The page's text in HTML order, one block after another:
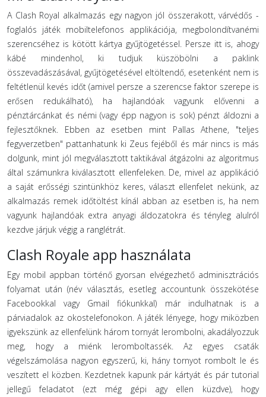
A Clash Royal alkalmazás egy nagyon jól összerakott, várvédős -
foglalós játék mobiltelefonos applikációja, megbolondítvanémi
szerencséhez is kötött kártya gyűjtögetéssel. Persze itt is, ahogy
kábé mindenhol, ki tudjuk küszöbölni a paklink
összevadászásával, gyűjtögetésével eltöltendő, esetenként nem is
feltétlenül kevés időt (amivel persze a szerencse faktor szerepe is
erősen redukálható), ha hajlandóak vagyunk elővenni a
pénztárcánkat és némi (vagy épp nagyon is sok) pénzt áldozni a
fejlesztőknek. Ebben az esetben mint Pallas Athene, "teljes
fegyverzetben" pattanhatunk ki Zeus fejéből és már nincs is más
dolgunk, mint jól megválasztott taktikával átgázolni az algoritmus
által számunkra kiválasztott ellenfeleken. De, mivel az applikáció
a saját erősségi szintünkhöz keres, választ ellenfelet nekünk, az
alkalmazás remek időtöltést kínál abban az esetben is, ha nem
vagyunk hajlandóak extra anyagi áldozatokra és tényleg alulról
kezdve járjuk végig a ranglétrát.
Clash Royale app használata
Egy mobil appban történő gyorsan elvégezhető adminisztrációs
folyamat után (név választás, esetleg accountunk összekötése
Facebookkal vagy Gmail fiókunkkal) már indulhatnak is a
párviadalok az okostelefonokon. A játék lényege, hogy miközben
igyekszünk az ellenfelünk három tornyát lerombolni, akadályozzuk
meg, hogy a miénk leromboltassék. Az egyes csaták
végelszámolása nagyon egyszerű, ki, hány tornyot rombolt le és
veszített el közben. Kezdetnek kapunk pár kártyát és pár tutorial
jellegű feladatot (ezt még gépi agy ellen küzdve), hogy